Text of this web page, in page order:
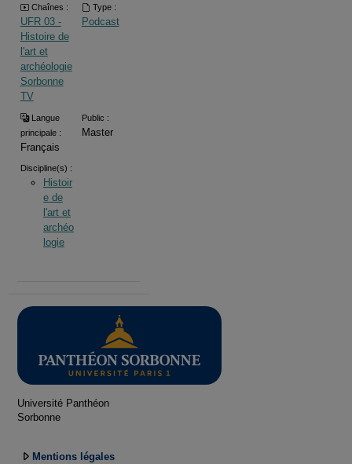
Chaînes :
UFR 03 -
Histoire de
l'art et
archéologie
Sorbonne
TV
Type :
Podcast
Langue
principale :
Français
Public :
Master
Discipline(s) :
Histoir
e de
l'art et
archéo
logie
Université Panthéon
Sorbonne
Mentions légales